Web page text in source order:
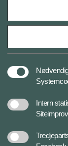
Styrelser og
Intern